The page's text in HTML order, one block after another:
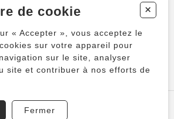
guitare
autres instruments
ensembles
2026 – PRODUCTIONS D'OZ
de cookie +
« Accepter », vous acceptez le
sur votre appareil pour
sur le site, analyser
site et contribuer à nos efforts de
Fermer